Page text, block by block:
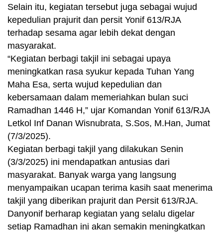
Selain itu, kegiatan tersebut juga sebagai wujud
kepedulian prajurit dan persit Yonif 613/RJA
terhadap sesama agar lebih dekat dengan
masyarakat.
“Kegiatan berbagi takjil ini sebagai upaya
meningkatkan rasa syukur kepada Tuhan Yang
Maha Esa, serta wujud kepedulian dan
kebersamaan dalam memeriahkan bulan suci
Ramadhan 1446 H,” ujar Komandan Yonif 613/RJA
Letkol Inf Danan Wisnubrata, S.Sos, M.Han, Jumat
(7/3/2025).
Kegiatan berbagi takjil yang dilakukan Senin
(3/3/2025) ini mendapatkan antusias dari
masyarakat. Banyak warga yang langsung
menyampaikan ucapan terima kasih saat menerima
takjil yang diberikan prajurit dan Persit 613/RJA.
Danyonif berharap kegiatan yang selalu digelar
setiap Ramadhan ini akan semakin meningkatkan